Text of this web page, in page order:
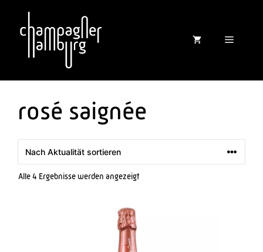
springen
Menü
rosé saignée
Alle 4 Ergebnisse werden angezeigtNach